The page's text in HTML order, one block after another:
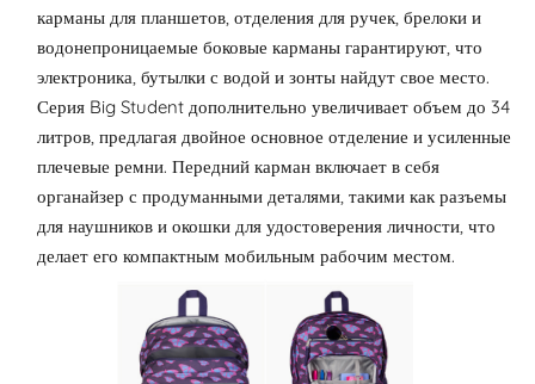
карманы для планшетов, отделения для ручек, брелоки и
водонепроницаемые боковые карманы гарантируют, что
электроника, бутылки с водой и зонты найдут свое место.
Серия Big Student дополнительно увеличивает объем до 34
литров, предлагая двойное основное отделение и усиленные
плечевые ремни. Передний карман включает в себя
органайзер с продуманными деталями, такими как разъемы
для наушников и окошки для удостоверения личности, что
делает его компактным мобильным рабочим местом.